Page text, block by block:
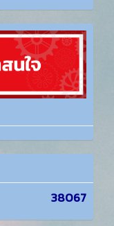
38067